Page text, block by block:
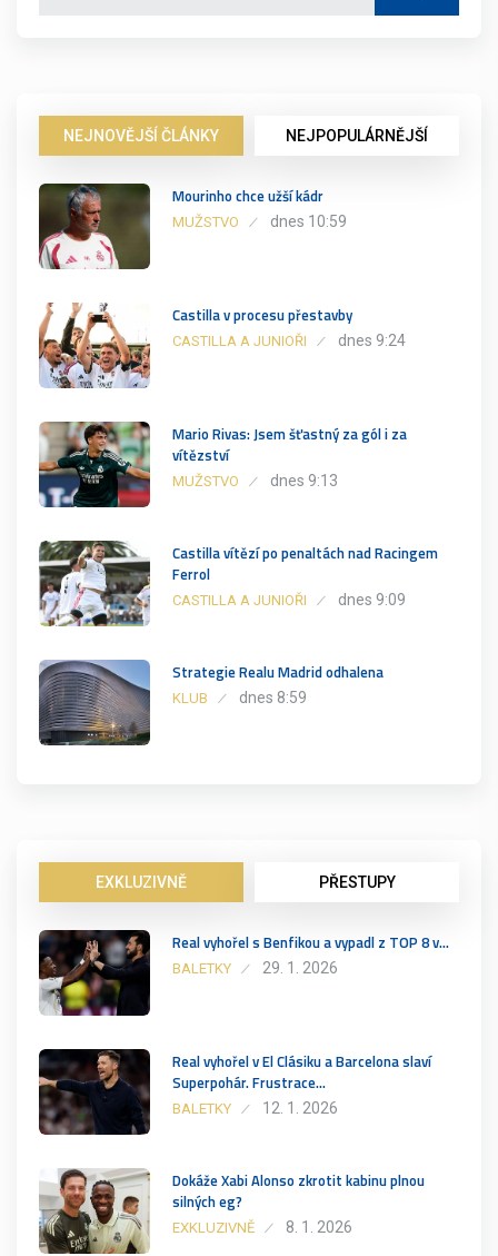
NEJNOVĚJŠÍ ČLÁNKY NEJPOPULÁRNĚJŠÍ
Mourinho chce užší kádr
MUŽSTVO dnes 10:59
Castilla v procesu přestavby
CASTILLA A JUNIOŘI dnes 9:24
Mario Rivas: Jsem šťastný za gól i za
vítězství
MUŽSTVO dnes 9:13
Castilla vítězí po penaltách nad Racingem
Ferrol
CASTILLA A JUNIOŘI dnes 9:09
Strategie Realu Madrid odhalena
KLUB dnes 8:59
EXKLUZIVNĚ PŘESTUPY
Real vyhořel s Benfikou a vypadl z TOP 8 v…
BALETKY 29. 1. 2026
Real vyhořel v El Clásiku a Barcelona slaví
Superpohár. Frustrace…
BALETKY 12. 1. 2026
Dokáže Xabi Alonso zkrotit kabinu plnou
silných eg?
EXKLUZIVNĚ 8. 1. 2026